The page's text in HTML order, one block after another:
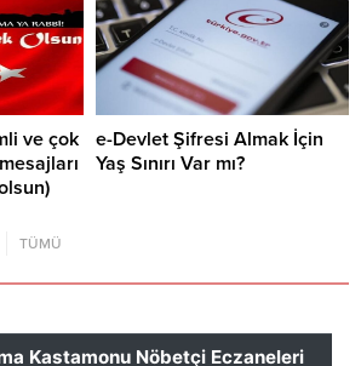
ve çok
e-Devlet Şifresi Almak İçin
Yaş Sınırı Var mı?
TÜMÜ